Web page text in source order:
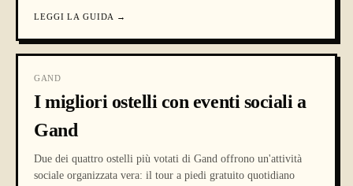
LEGGI LA GUIDA →
GAND
I migliori ostelli con eventi sociali a
Gand
Due dei quattro ostelli più votati di Gand offrono un'attività
sociale organizzata vera: il tour a piedi gratuito quotidiano